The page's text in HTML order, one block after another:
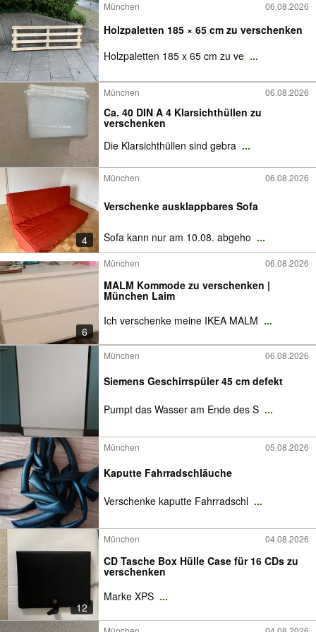
München 06.08.2026
Holzpaletten 185 × 65 cm zu verschenken
Holzpaletten 185 x 65 cm zu ve ...
München 06.08.2026
Ca. 40 DIN A 4 Klarsichthüllen zu
verschenken
Die Klarsichthüllen sind gebra ...
4
München 06.08.2026
Verschenke ausklappbares Sofa
Sofa kann nur am 10.08. abgeho ...
6
München 06.08.2026
MALM Kommode zu verschenken |
München Laim
Ich verschenke meine IKEA MALM ...
München 06.08.2026
Siemens Geschirrspüler 45 cm defekt
Pumpt das Wasser am Ende des S ...
München 05.08.2026
Kaputte Fahrradschläuche
Verschenke kaputte Fahrradschl ...
12
München 04.08.2026
CD Tasche Box Hülle Case für 16 CDs zu
verschenken
Marke XPS ...